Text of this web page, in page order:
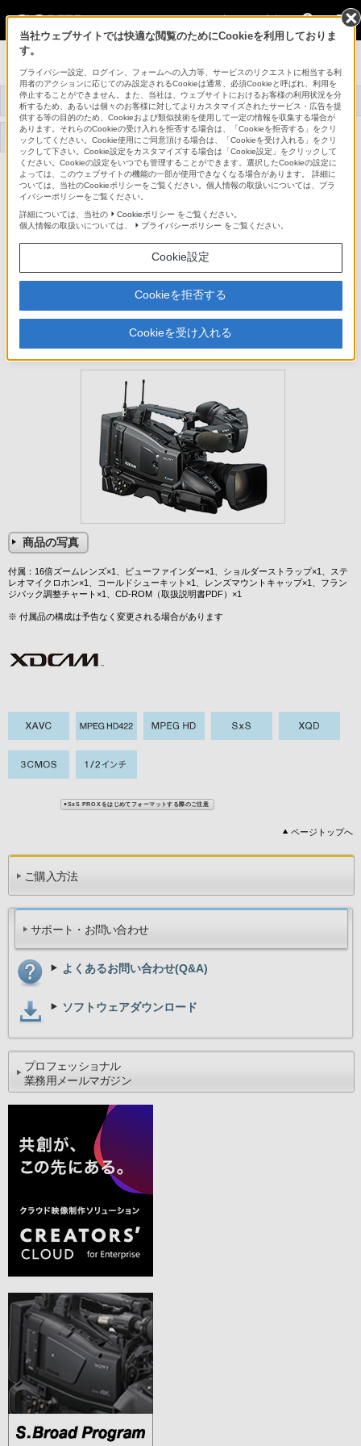
法人のお客様
トップ XDCAM/NXCAMとは 商品一覧 事例紹介
アプリケーションソフト
ウェア/ドライバ
機器アップデートファー
ムウェア
サポート・お問い合わせ
PXW-X320
1/2インチ Exmor 3CMOSセンサーと4:2:2 10bit XAVC Intra/Long
コーデックを搭載し、さらなる画質・機能向上を果たしたXDCAM
XDCAMメモリーカムコーダー
希望小売価格1,298,000円(税込)
商品の写真
付属：16倍ズームレンズ×1、ビューファインダー×1、ショルダーストラップ×1、ステ
レオマイクロホン×1、コールドシューキット×1、レンズマウントキャップ×1、フラン
ジバック調整チャート×1、CD-ROM（取扱説明書PDF）×1
※ 付属品の構成は予告なく変更される場合があります
ページトップへ
ご購入方法
サポート・お問い合わせ
よくあるお問い合わせ(Q&A)
ソフトウェアダウンロード
プロフェッショナル
業務用メールマガジン
当社ウェブサイトでは快適な閲覧のためにCookieを利用しておりま
す。
プライバシー設定、ログイン、フォームへの入力等、サービスのリクエストに相当する利
用者のアクションに応じてのみ設定されるCookieは通常、必須Cookieと呼ばれ、利用を
停止することができません。また、当社は、ウェブサイトにおけるお客様の利用状況を分
析するため、あるいは個々のお客様に対してよりカスタマイズされたサービス・広告を提
供する等の目的のため、Cookieおよび類似技術を使用して一定の情報を収集する場合が
あります。それらのCookieの受け入れを拒否する場合は、「Cookieを拒否する」をクリ
ックしてください。Cookie使用にご同意頂ける場合は、「Cookieを受け入れる」をクリ
ックして下さい。Cookie設定をカスタマイズする場合は「Cookie設定」をクリックして
ください。Cookieの設定をいつでも管理することができます。選択したCookieの設定に
よっては、このウェブサイトの機能の一部が使用できなくなる場合があります。 詳細に
ついては、当社のCookieポリシーをご覧ください。個人情報の取扱いについては、プラ
イバシーポリシーをご覧ください。
詳細については、当社の
Cookieポリシー をご覧ください。
個人情報の取扱いについては、
プライバシーポリシー をご覧ください。
Cookie設定
Cookieを拒否する
Cookieを受け入れる